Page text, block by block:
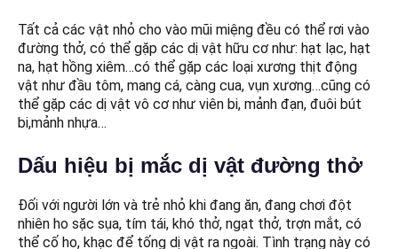
Tất cả các vật nhỏ cho vào mũi miệng đều có thể rơi vào
đường thở, có thể gặp các dị vật hữu cơ như: hạt lạc, hạt
na, hạt hồng xiêm…có thể gặp các loại xương thịt động
vật như đầu tôm, mang cá, càng cua, vụn xương…cũng có
thể gặp các dị vật vô cơ như viên bi, mảnh đạn, đuôi bút
bi,mảnh nhựa…
Dấu hiệu bị mắc dị vật đường thở
Đối với người lớn và trẻ nhỏ khi đang ăn, đang chơi đột
nhiên ho sặc sụa, tím tái, khó thở, ngạt thở, trợn mắt, có
thể cố ho, khạc để tống dị vật ra ngoài. Tình trạng này có